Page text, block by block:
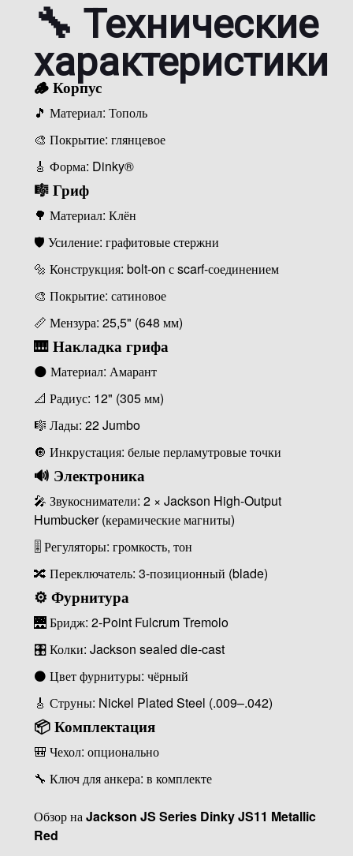
🔧 Технические
характеристики
🪵 Корпус
🎵 Материал: Тополь
🎨 Покрытие: глянцевое
🎸 Форма: Dinky®
🎼 Гриф
🌳 Материал: Клён
🛡 Усиление: графитовые стержни
🔩 Конструкция: bolt-on с scarf-соединением
🎨 Покрытие: сатиновое
📏 Мензура: 25,5" (648 мм)
🎹 Накладка грифа
🌑 Материал: Амарант
📐 Радиус: 12" (305 мм)
🎼 Лады: 22 Jumbo
🔘 Инкрустация: белые перламутровые точки
🔊 Электроника
🎤 Звукосниматели: 2 × Jackson High-Output
Humbucker (керамические магниты)
🎚 Регуляторы: громкость, тон
🔀 Переключатель: 3-позиционный (blade)
⚙️ Фурнитура
🌉 Бридж: 2-Point Fulcrum Tremolo
🎛 Колки: Jackson sealed die-cast
⚫ Цвет фурнитуры: чёрный
🎸 Струны: Nickel Plated Steel (.009–.042)
📦 Комплектация
🎒 Чехол: опционально
🔧 Ключ для анкера: в комплекте
Обзор наJackson JS Series Dinky JS11 Metallic
Red